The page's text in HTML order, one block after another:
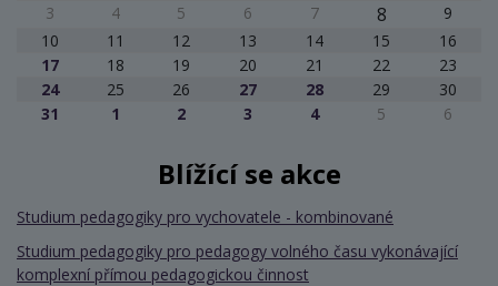
3
4 5 6 7 8
9
10
11 12 13 14 15
16
17
18 19 20 21 22
23
24
25 26 27 28 29
30
31
1 2 3 4 5 6
Blížící se akce
Studium pedagogiky pro vychovatele - kombinované
Studium pedagogiky pro pedagogy volného času vykonávající
komplexní přímou pedagogickou činnost